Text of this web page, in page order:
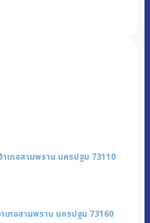
เภอสามพราน นครปฐม 73110
เภอสามพราน นครปฐม 73160